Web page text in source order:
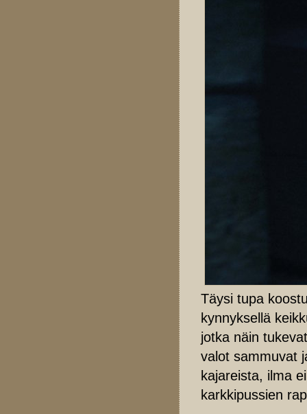
Täysi tupa
kynnyksellä
jotka näin
valot sammuvat
kajareista, ilma
karkkipussien